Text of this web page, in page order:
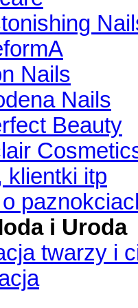
Nails
Nails
Beauty
klientki itp
i Uroda
twarzy i